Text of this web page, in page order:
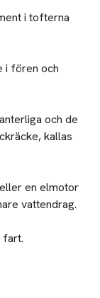
i tofterna
i fören och
och de
kallas
en elmotor
vattendrag.
fart.